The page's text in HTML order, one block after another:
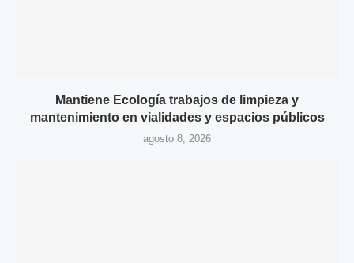
Mantiene Ecología trabajos de limpieza y
mantenimiento en vialidades y espacios públicos
agosto 8, 2026